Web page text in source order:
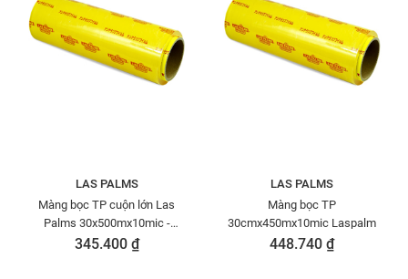
LAS PALMS
Màng bọc TP cuộn lớn Las
Palms 30x500mx10mic -
MBTP00000013
345.400 ₫
LAS PALMS
Màng bọc TP
30cmx450mx10mic Laspalm
448.740 ₫